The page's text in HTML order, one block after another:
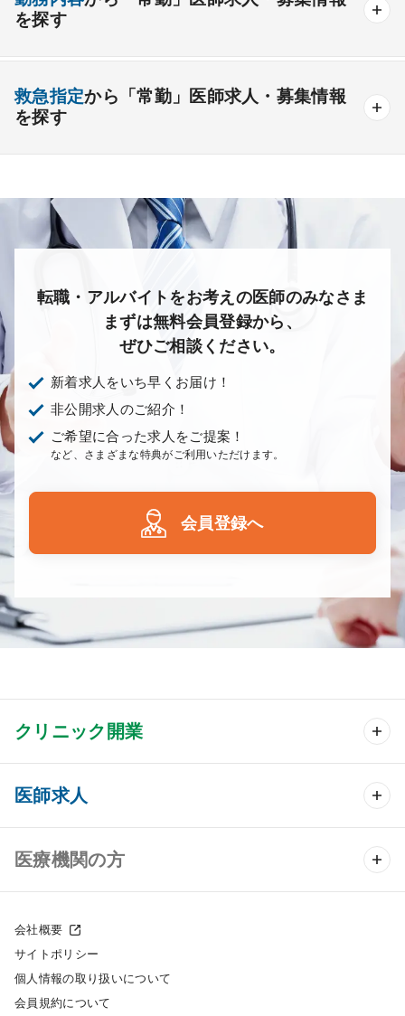
その他
心療内科 泌尿器科 眼科 耳鼻咽喉科
皮膚科
放射線科 救命救急科 病理科 その他
夜間当直なしの勤務可
後期研修可能 週4日の勤務可能
オンコールなしの勤務可能 セカンドキャリア歓迎
療養＋精神
を探す
検査
救急指定から「常勤」医師求人・募集情報
を探す
転職・アルバイトをお考えの医師のみなさま
まずは無料会員登録から、
ぜひご相談ください。
新着求人をいち早くお届け！
非公開求人のご紹介！
ご希望に合った求人をご提案！
など、さまざまな特典がご利用いただけます。
会員登録へ
クリニック開業
クリニック開業 TOP
クリニック物件検索
クリニックの開業スタイル
クリニック開業までの流れ
医師求人
医師求人 TOP
常勤求人検索
非常勤求人検索
スポット求人検索
医療機関の方
採用をお考えの医療機関の方
会社概要
サイトポリシー
個人情報の取り扱いについて
会員規約について